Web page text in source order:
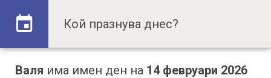
Валя има имен ден на 14 февруари 2026